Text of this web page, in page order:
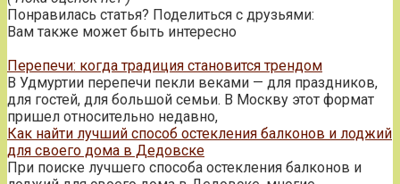
Понравилась статья? Поделиться с друзьями:
Вам также может быть интересно
Перепечи: когда традиция становится трендом
В Удмуртии перепечи пекли веками — для праздников,
для гостей, для большой семьи. В Москву этот формат
пришел относительно недавно,
Как найти лучший способ остекления балконов и лоджий
для своего дома в Дедовске
При поиске лучшего способа остекления балконов и